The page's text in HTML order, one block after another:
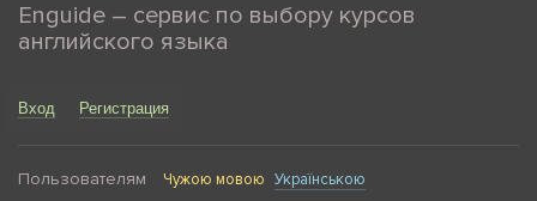
Enguide – сервис по выбору курсов
английского языка
Вход Регистрация
Пользователям Чужою мовою Українською